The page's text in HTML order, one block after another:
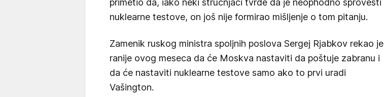
primetio da, iako neki stručnjaci tvrde da je neophodno sprovesti
nuklearne testove, on još nije formirao mišljenje o tom pitanju.
Zamenik ruskog ministra spoljnih poslova Sergej Rjabkov rekao je
ranije ovog meseca da će Moskva nastaviti da poštuje zabranu i
da će nastaviti nuklearne testove samo ako to prvi uradi
Vašington.